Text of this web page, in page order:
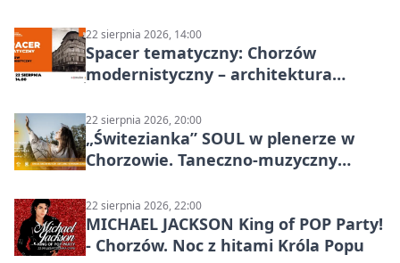
22 sierpnia 2026, 14:00
Spacer tematyczny: Chorzów
modernistyczny – architektura
22 sierpnia 2026, 20:00
„Świtezianka” SOUL w plenerze w
Chorzowie. Taneczno-muzyczny
22 sierpnia 2026, 22:00
MICHAEL JACKSON King of POP Party!
- Chorzów. Noc z hitami Króla Popu